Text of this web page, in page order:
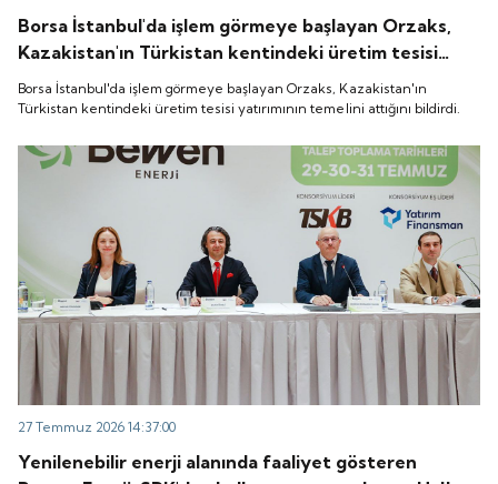
Borsa İstanbul'da işlem görmeye başlayan Orzaks,
Kazakistan'ın Türkistan kentindeki üretim tesisi
yatırımının temelini attığını bildirdi.
Borsa İstanbul'da işlem görmeye başlayan Orzaks, Kazakistan'ın
Türkistan kentindeki üretim tesisi yatırımının temelini attığını bildirdi.
27 Temmuz 2026 14:37:00
Yenilenebilir enerji alanında faaliyet gösteren